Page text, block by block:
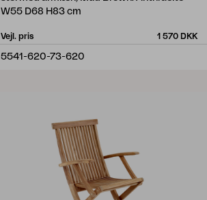
W55 D68 H83 cm
Vejl. pris 1 570 DKK
5541-620-73-620